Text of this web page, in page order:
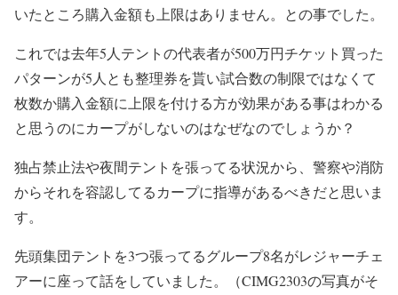
いたところ購入金額も上限はありません。との事でした。
これでは去年5人テントの代表者が500万円チケット買った
パターンが5人とも整理券を貰い試合数の制限ではなくて
枚数か購入金額に上限を付ける方が効果がある事はわかる
と思うのにカープがしないのはなぜなのでしょうか？
独占禁止法や夜間テントを張ってる状況から、警察や消防
からそれを容認してるカープに指導があるべきだと思いま
す。
先頭集団テントを3つ張ってるグループ8名がレジャーチェ
アーに座って話をしていました。（CIMG2303の写真がそ